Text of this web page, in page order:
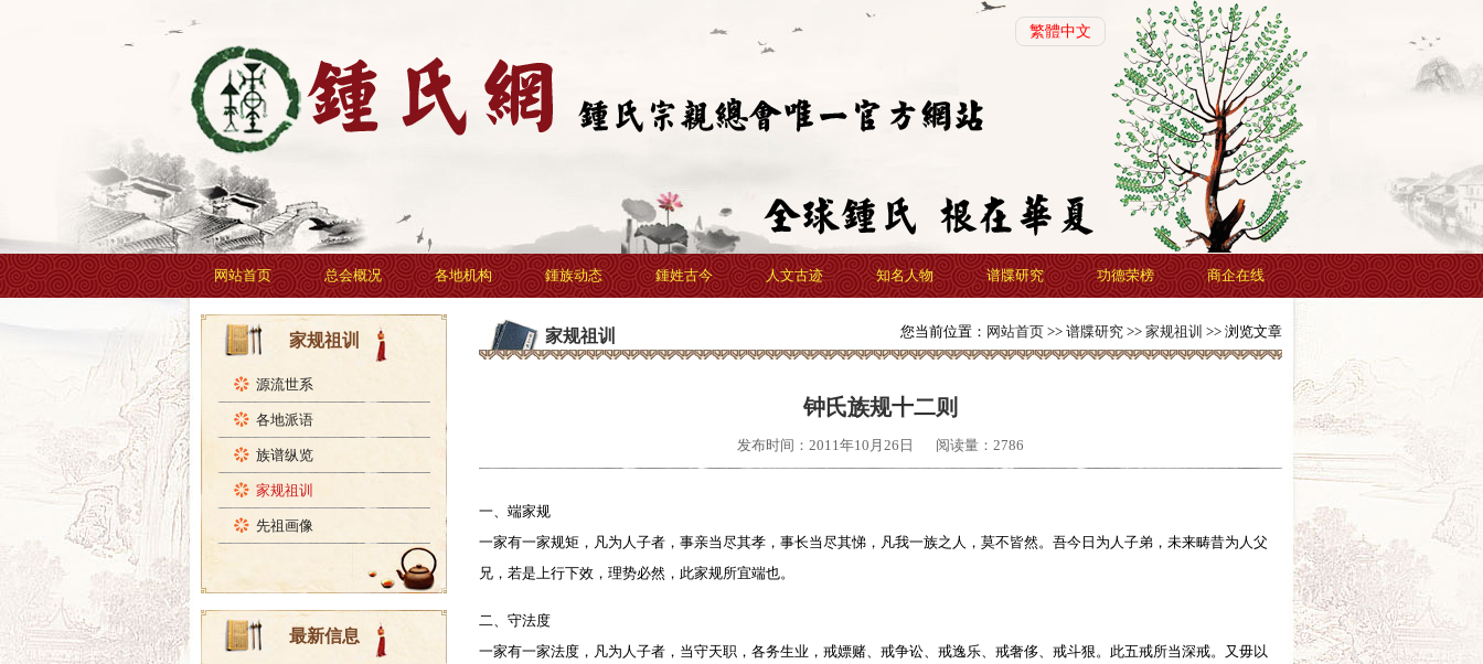
繁體中文
网站首页 总会概况 各地机构 鍾族动态 鍾姓古今 人文古迹 知名人物 谱牒研究 功德荣榜 商企在线
家规祖训
源流世系
各地派语
族谱纵览
家规祖训
先祖画像
最新信息
家规祖训 您当前位置： 网站首页>> 谱牒研究>> 家规祖训 >> 浏览文章
钟氏族规十二则
发布时间：2011年10月26日 阅读量：2786
一、端家规
一家有一家规矩，凡为人子者，事亲当尽其孝，事长当尽其悌，凡我一族之人，莫不皆然。吾今日为人子弟，未来畴昔为人父
兄，若是上行下效，理势必然，此家规所宜端也。
二、守法度
一家有一家法度，凡为人子者，当守天职，各务生业，戒嫖赌、戒争讼、戒逸乐、戒奢侈、戒斗狠。此五戒所当深戒。又毋以